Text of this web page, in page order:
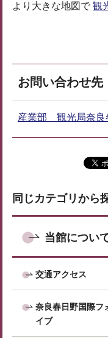
より大きな地図で 観
お問い合わせ先
産業部 観光局奈良
同じカテゴリから
当館につい
交通アクセス
奈良春日野国際
イブ